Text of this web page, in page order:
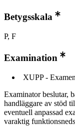
Betygsskala
P, F
Examination
XUPP -
Examinator beslutar,
handläggare av stöd
eventuell anpassad
varaktig